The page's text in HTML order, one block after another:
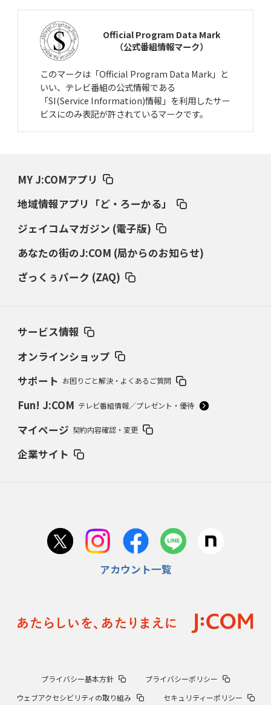
Official Program Data Mark
（公式番組情報マーク）
このマークは「Official Program Data Mark」と
いい、テレビ番組の公式情報である
「SI(Service Information)情報」を利用したサー
ビスにのみ表記が許されているマークです。
MY J:COMアプリ
地域情報アプリ「ど・ろーかる」
ジェイコムマガジン (電子版)
あなたの街のJ:COM (局からのお知らせ)
ざっくぅパーク (ZAQ)
サービス情報
オンラインショップ
サポート お困りごと解決・よくあるご質問
Fun! J:COM テレビ番組情報／プレゼント・優待
マイページ 契約内容確認・変更
企業サイト
アカウント一覧
プライバシー基本方針
プライバシーポリシー
ウェブアクセシビリティの取り組み
セキュリティーポリシー